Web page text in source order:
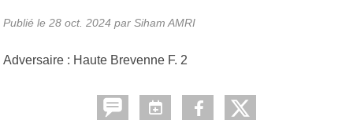
Publié le 28 oct. 2024 par Siham AMRI
Adversaire : Haute Brevenne F. 2